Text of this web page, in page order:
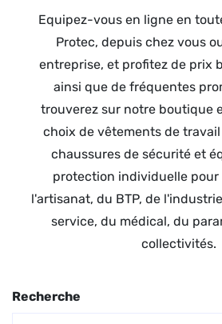
Equipez-vous en ligne en
Protec, depuis chez vous
entreprise, et profitez de prix
ainsi que de fréquentes
trouverez sur notre boutique
choix de vêtements de
chaussures de sécurité et
protection individuelle pour
l'artisanat, du BTP, de
service, du médical, du
collectivités.
Recherche